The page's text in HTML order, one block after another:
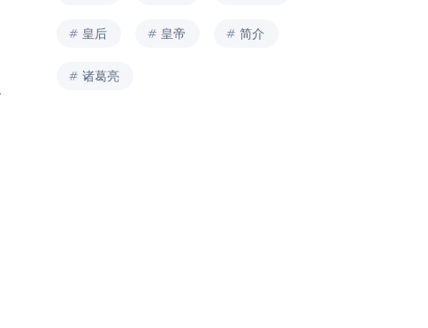
皇后 皇帝 简介
诸葛亮